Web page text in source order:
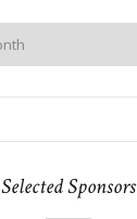
Selected Sponsors